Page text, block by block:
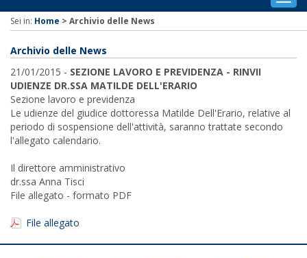
Sei in: Home > Archivio delle News
Archivio delle News
21/01/2015 - SEZIONE LAVORO E PREVIDENZA - RINVII
UDIENZE DR.SSA MATILDE DELL'ERARIO
Sezione lavoro e previdenza
Le udienze del giudice dottoressa Matilde Dell'Erario, relative al
periodo di sospensione dell'attività, saranno trattate secondo
l'allegato calendario.
Il direttore amministrativo
dr.ssa Anna Tisci
File allegato - formato PDF
File allegato